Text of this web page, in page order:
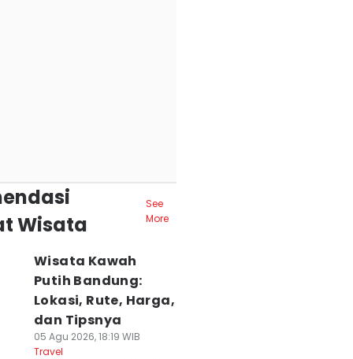
Wisata
See
More
Wisata Kawah
Putih Bandung:
Lokasi, Rute, Harga,
dan Tipsnya
05 Agu 2026, 18:19 WIB
Travel